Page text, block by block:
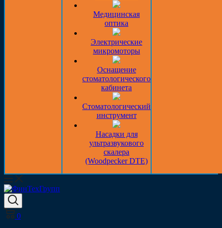
Медицинская
оптика
Электрические
микромоторы
Оснащение
стоматологического
кабинета
Стоматологический
инструмент
Насадки для
ультразвукового
скалера
(Woodpecker DTE)
0